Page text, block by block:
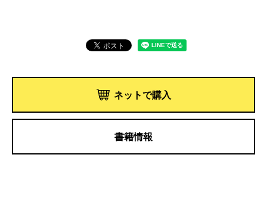
ネットで購入
書籍情報